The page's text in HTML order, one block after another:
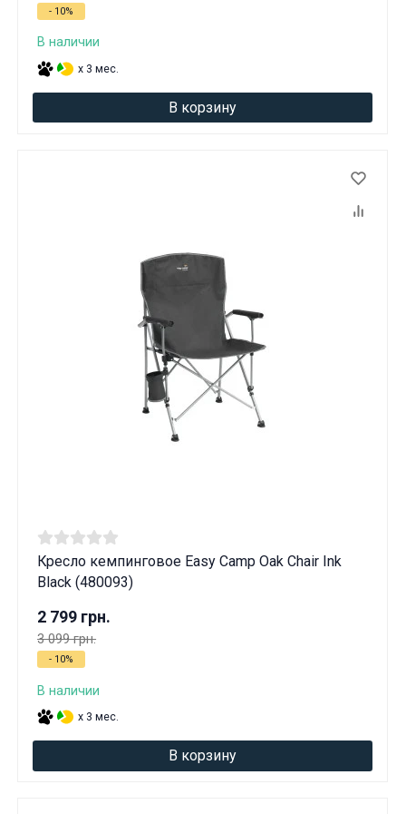
- 10%
В наличии
x 3 мес.
В корзину
Кресло кемпинговое Easy Camp Oak Chair Ink
Black (480093)
2 799 грн.
3 099 грн.
- 10%
В наличии
x 3 мес.
В корзину